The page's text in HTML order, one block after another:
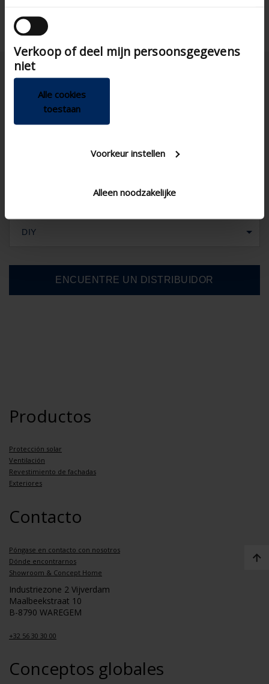
andere informatie die u aan ze heeft verstrekt of
die ze hebben verzameld op basis van uw gebruik
van hun services.
Verkoop of deel mijn persoonsgegevens
niet
Alle cookies
toestaan
Voorkeur instellen
Alleen noodzakelijke
DIY
Productos
Protección solar
Ventilación
Revestimiento de fachadas
Exteriores
Contacto
Póngase en contacto con nosotros
Dónde encontrarnos
Showroom & Concept Home
Industriezone 2 Vijverdam
Maalbeekstraat 10
B-8790 WAREGEM
+32 56 30 30 00
Conceptos globales